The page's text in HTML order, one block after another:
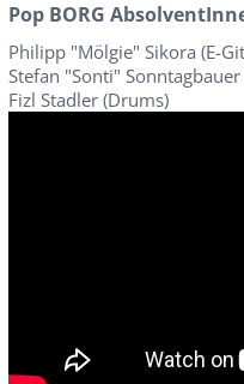
Pop BORG
Philipp "Mölgie" Sikora (E-
Stefan "Sonti" Sonntagbauer
Fizl Stadler (Drums)